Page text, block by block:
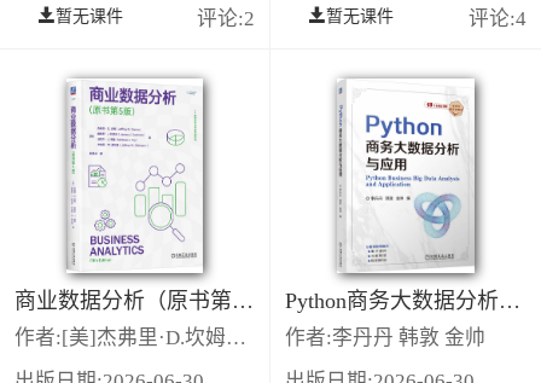
暂无课件 评论:2 暂无课件 评论:4
商业数据分析（原书第5版）
作者:[美]杰弗里·D.坎姆（Jeffrey D.Camm）詹姆斯·J.科克伦（James J.Cochran）迈克尔·J.弗里（Michael J.Fry）杰弗里·W.奥尔曼（Jeffrey W.Ohlmann）
Python商务大数据分析与应用
作者:李丹丹 韩敦 金帅